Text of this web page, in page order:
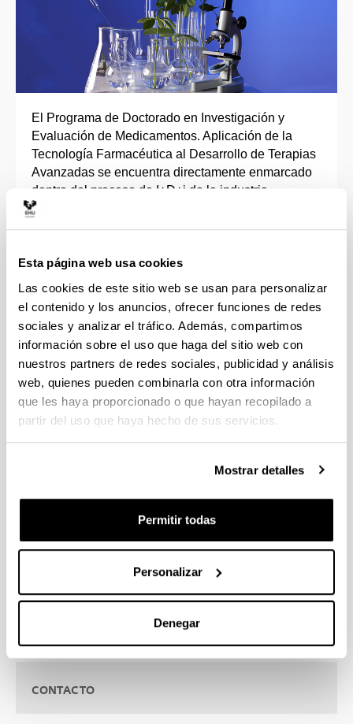
Esta página web usa cookies
Las cookies de este sitio web se usan para personalizar
el contenido y los anuncios, ofrecer funciones de redes
sociales y analizar el tráfico. Además, compartimos
información sobre el uso que haga del sitio web con
nuestros partners de redes sociales, publicidad y análisis
web, quienes pueden combinarla con otra información
que les haya proporcionado o que hayan recopilado a
partir del uso que haya hecho de sus servicios.
Mostrar detalles
Permitir todas
Personalizar
Denegar
El Programa de Doctorado en Investigación y
Evaluación de Medicamentos. Aplicación de la
Tecnología Farmacéutica al Desarrollo de Terapias
Avanzadas se encuentra directamente enmarcado
dentro del proceso de I+D+i de la industria
farmacéutica y biotecnológica.
tecnología farmacéutica, terapia génica y celular,
caracterización de biomateriales y especialmente
en el desarrollo de nuevos medicamentos de
liberación controlada y continua de fármacos,
péptidos, proteínas, ácidos nucleicos y células.
Por otra parte, se desarrollan proyectos vinculados
con la evaluación biofarmacéutica, farmacocinética
y farmacoterapéutica de medicamentos, la atención
farmacéutica y sobre la regulación de
medicamentos biotecnológicos.
farmacéutico y biotecnológico así como con
diversas instituciones sanitarias, universidades y
internacionales.
CONTACTO